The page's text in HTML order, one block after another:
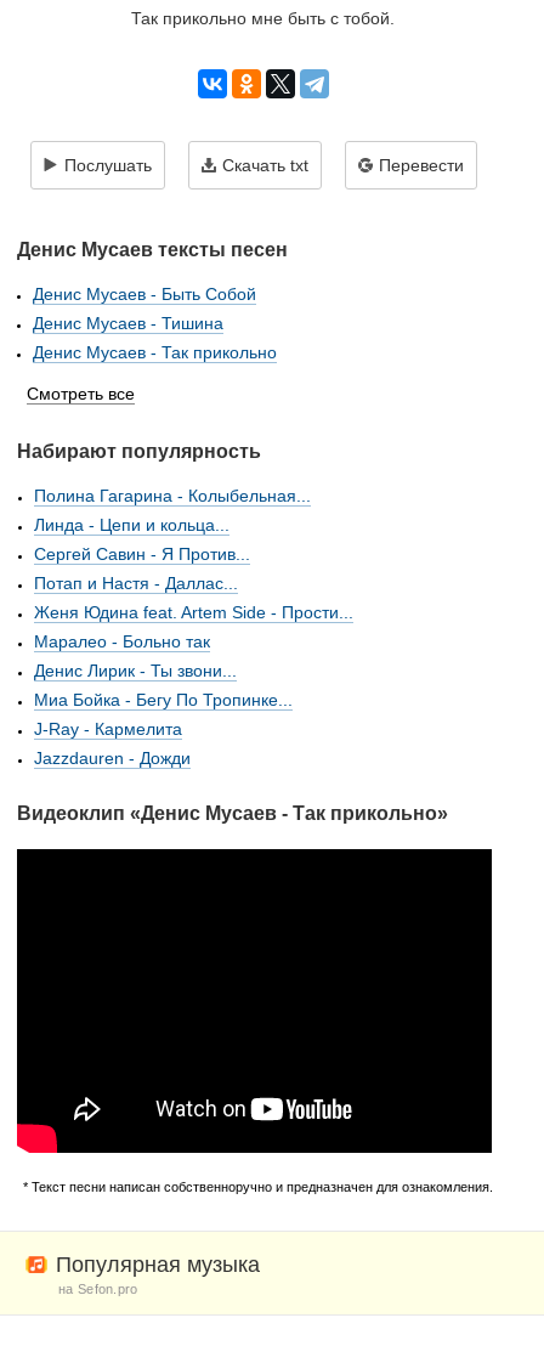
Так прикольно мне быть с тобой.
Послушать Скачать txt Перевести
Денис Мусаев тексты песен
Денис Мусаев - Быть Собой
Денис Мусаев - Тишина
Денис Мусаев - Так прикольно
Смотреть все
Набирают популярность
Полина Гагарина - Колыбельная...
Линда - Цепи и кольца...
Сергей Савин - Я Против...
Потап и Настя - Даллас...
Женя Юдина feat. Artem Side - Прости...
Маралео - Больно так
Денис Лирик - Ты звони...
Миа Бойка - Бегу По Тропинке...
J-Ray - Кармелита
Jazzdauren - Дожди
Видеоклип «Денис Мусаев - Так прикольно»
* Текст песни написан собственноручно и предназначен для ознакомления.
Популярная музыка
на Sefon.pro